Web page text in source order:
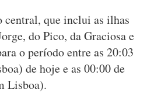
central, que inclui as ilhas
do Pico, da Graciosa e
o período entre as 20:03
de hoje e as 00:00 de
Lisboa).